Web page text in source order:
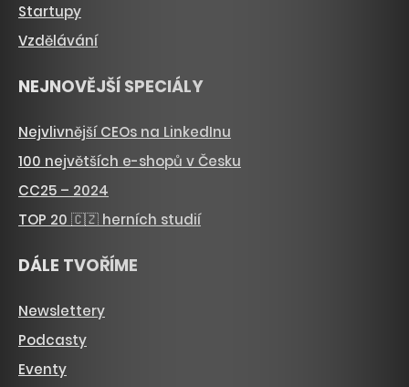
Startupy
Vzdělávání
NEJNOVĚJŠÍ SPECIÁLY
Nejvlivnější CEOs na LinkedInu
100 největších e-shopů v Česku
CC25 – 2024
TOP 20 🇨🇿 herních studií
DÁLE TVOŘÍME
Newslettery
Podcasty
Eventy